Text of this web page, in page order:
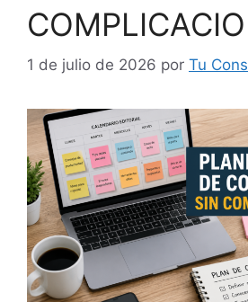
1 de julio de 2026 por Tu